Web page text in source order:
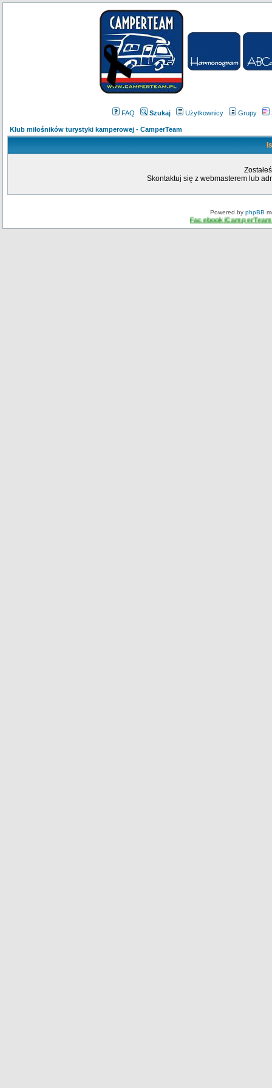
FAQ Szukaj Użytkownicy Grupy
Klub miłośników turystyki kamperowej - CamperTeam
Skontaktuj się z webmasterem lub
Powered by phpBB
Facebook/CamperTeam